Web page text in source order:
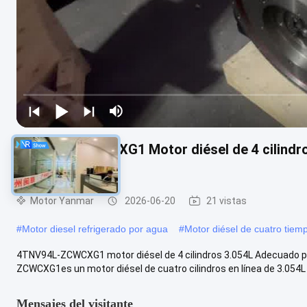
4TNV94L-ZCWCXG1 Motor diésel de 4
excavadoras
Motor Yanmar 2026-06-20 21 vistas
#Motor diesel refrigerado por agua #Motor diésel de cuatro
4TNV94L-ZCWCXG1 motor diésel de 4 cilindros 3.054L
ZCWCXG1es un motor diésel de cuatro cilindros en línea de
Mensajes del visitante